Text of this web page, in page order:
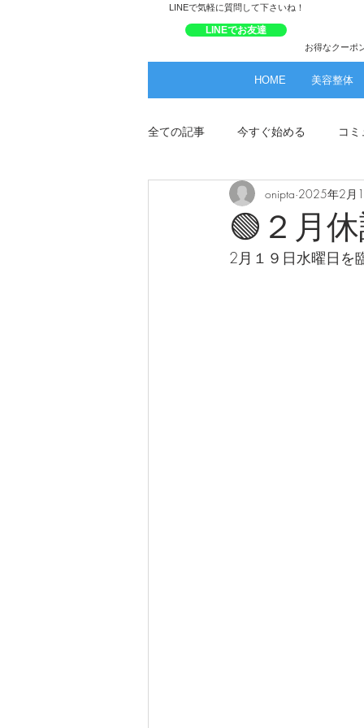
​LINEで気軽に質問して下さいね！
LINEでお友達
お得なクーポ
HOME 美容整体
全ての記事 今すぐ始める コ
🟢２月
onipta 2025年2月
2月１９日水曜日を